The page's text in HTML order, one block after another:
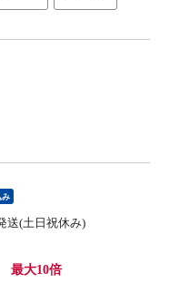
み
送(土日祝休み)
最大10倍